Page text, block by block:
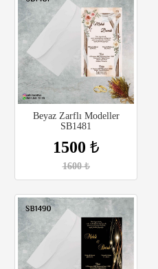
Beyaz Zarflı Modeller
SB1481
1500 ₺
1600₺